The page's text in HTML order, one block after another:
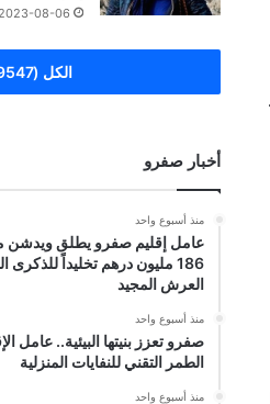
2023-08-06
الكل (9547)
أخبار صفرو
منذ أسبوع واحد
عامل إقليم صفرو يطلق ويدشن
186 مليون درهم تخليداً
العرش المجيد
منذ أسبوع واحد
صفرو تعزز بنيتها البيئية.. عامل
الطمر التقني للنفايات المنزلية
منذ أسبوع واحد